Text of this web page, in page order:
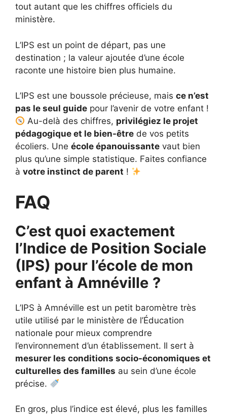
tout autant que les chiffres officiels du
ministère.
L’IPS est un point de départ, pas une
destination ; la valeur ajoutée d’une école
raconte une histoire bien plus humaine.
L’IPS est une boussole précieuse, mais ce n’est
pas le seul guide pour l’avenir de votre enfant !
Au-delà des chiffres, privilégiez le projet
pédagogique et le bien-être de vos petits
écoliers. Une école épanouissante vaut bien
plus qu’une simple statistique. Faites confiance
à votre instinct de parent !
FAQ
C’est quoi exactement
l’Indice de Position Sociale
(IPS) pour l’école de mon
enfant à Amnéville ?
L’IPS à Amnéville est un petit baromètre très
utile utilisé par le ministère de l’Éducation
nationale pour mieux comprendre
l’environnement d’un établissement. Il sert à
mesurer les conditions socio-économiques et
culturelles des familles au sein d’une école
précise.
En gros, plus l’indice est élevé, plus les familles